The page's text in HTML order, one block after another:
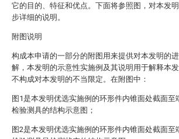
它的目的、特征和优点。下面将参照图，对本发
步详细的说明。
附图说明
构成本申请的一部分的附图用来提供对本发明的
解，本发明的示意性实施例及其说明用于解释本
不构成对本发明的不当限定。在附图中：
图1是本发明优选实施例的环形件内锥面处截面至
检验测具的结构示意图；
图2是本发明优选实施例的环形件内锥面处截面至